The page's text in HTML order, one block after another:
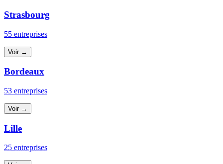
Strasbourg
55 entreprises
Voir →
Bordeaux
53 entreprises
Voir →
Lille
25 entreprises